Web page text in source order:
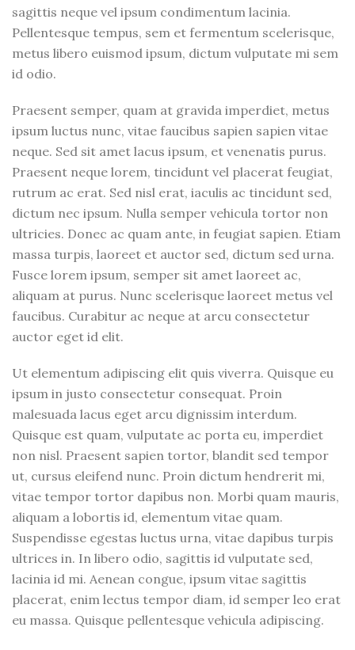
sagittis neque vel ipsum condimentum lacinia.
Pellentesque tempus, sem et fermentum scelerisque,
metus libero euismod ipsum, dictum vulputate mi sem
id odio.
Praesent semper, quam at gravida imperdiet, metus
ipsum luctus nunc, vitae faucibus sapien sapien vitae
neque. Sed sit amet lacus ipsum, et venenatis purus.
Praesent neque lorem, tincidunt vel placerat feugiat,
rutrum ac erat. Sed nisl erat, iaculis ac tincidunt sed,
dictum nec ipsum. Nulla semper vehicula tortor non
ultricies. Donec ac quam ante, in feugiat sapien. Etiam
massa turpis, laoreet et auctor sed, dictum sed urna.
Fusce lorem ipsum, semper sit amet laoreet ac,
aliquam at purus. Nunc scelerisque laoreet metus vel
faucibus. Curabitur ac neque at arcu consectetur
auctor eget id elit.
Ut elementum adipiscing elit quis viverra. Quisque eu
ipsum in justo consectetur consequat. Proin
malesuada lacus eget arcu dignissim interdum.
Quisque est quam, vulputate ac porta eu, imperdiet
non nisl. Praesent sapien tortor, blandit sed tempor
ut, cursus eleifend nunc. Proin dictum hendrerit mi,
vitae tempor tortor dapibus non. Morbi quam mauris,
aliquam a lobortis id, elementum vitae quam.
Suspendisse egestas luctus urna, vitae dapibus turpis
ultrices in. In libero odio, sagittis id vulputate sed,
lacinia id mi. Aenean congue, ipsum vitae sagittis
placerat, enim lectus tempor diam, id semper leo erat
eu massa. Quisque pellentesque vehicula adipiscing.